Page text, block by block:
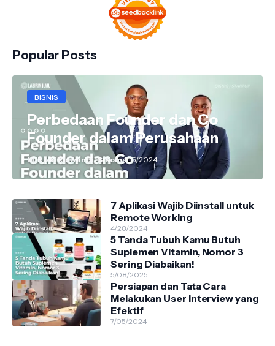
Popular Posts
BISNIS
Perbedaan Founder dan Co
Founder dalam Perusahaan
M. Rizki Riswandi, S.Kom4/15/2024
7 Aplikasi Wajib Diinstall untuk
Remote Working
4/28/2024
5 Tanda Tubuh Kamu Butuh
Suplemen Vitamin, Nomor 3
Sering Diabaikan!
5/08/2025
Persiapan dan Tata Cara
Melakukan User Interview yang
Efektif
7/05/2024